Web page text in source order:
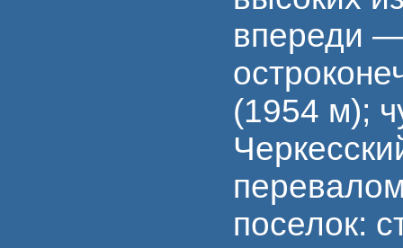
впереди
(1954 м);
поселок: